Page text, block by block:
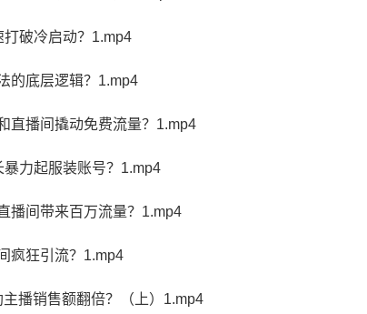
破冷启动？1.mp4
的底层逻辑？1.mp4
直播间撬动免费流量？1.mp4
力起服装账号？1.mp4
播间带来百万流量？1.mp4
疯狂引流？1.mp4
播销售额翻倍？（上）1.mp4